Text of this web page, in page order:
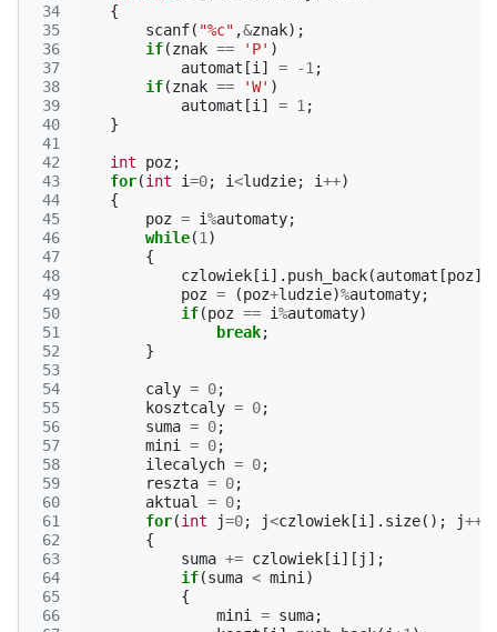
34
35
36
37
38
39
40
41
42
43
44
45
46
47
48
49
50
51
52
53
54
55
56
57
58
59
60
61
62
63
64
65
66
{
scanf( "%c" ,&znak);
if(znak == 'P' )
automat [i ] = -1 ;
if(znak == 'W' )
automat [i ] = 1 ;
}
int poz;
for(int i=0; i<ludzie; i++)
{
poz = i%automaty;
while(1 )
{
czlowiek [i ]. push_back(automat [poz
poz = (poz+ludzie)%automaty;
if(poz == i%automaty)
break;
}
caly = 0;
kosztcaly = 0;
suma = 0;
mini
= 0;
ilecalych = 0;
reszta = 0;
aktual
= 0;
for(int j=0; j<czlowiek [i ]. size(); j++
{
suma += czlowiek [i ][ j ];
if(suma < mini )
{
mini
= suma;